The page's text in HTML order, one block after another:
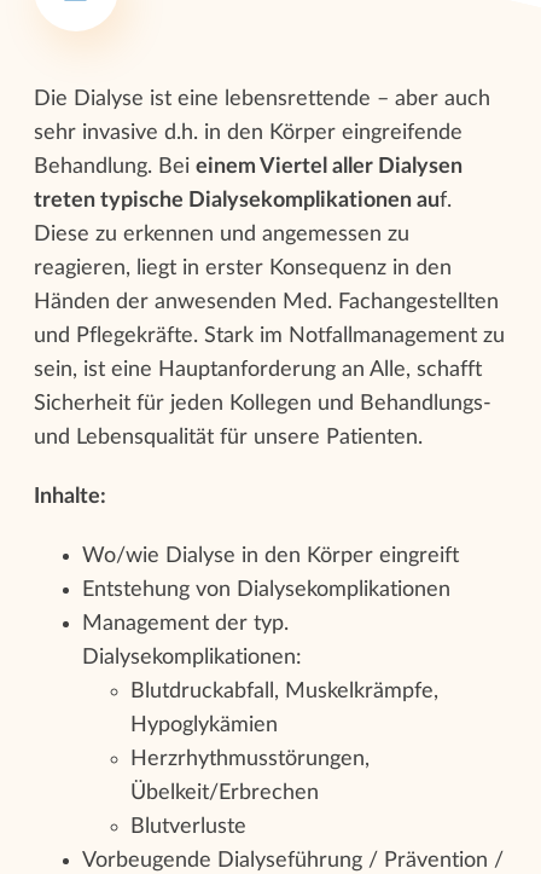
Die Dialyse ist eine lebensrettende – aber auch
sehr invasive d.h. in den Körper eingreifende
Behandlung. Bei einem Viertel aller Dialysen
treten typische Dialysekomplikationen auf.
Diese zu erkennen und angemessen zu
reagieren, liegt in erster Konsequenz in den
Händen der anwesenden Med. Fachangestellten
und Pflegekräfte. Stark im Notfallmanagement zu
sein, ist eine Hauptanforderung an Alle, schafft
Sicherheit für jeden Kollegen und Behandlungs-
und Lebensqualität für unsere Patienten.
Inhalte:
Wo/wie Dialyse in den Körper eingreift
Entstehung von Dialysekomplikationen
Management der typ.
Dialysekomplikationen:
Blutdruckabfall, Muskelkrämpfe,
Hypoglykämien
Herzrhythmusstörungen,
Übelkeit/Erbrechen
Blutverluste
Vorbeugende Dialyseführung / Prävention /